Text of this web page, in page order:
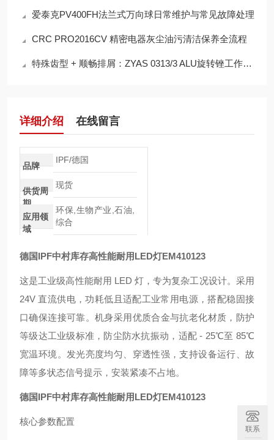
爱泰克PV400FH法兰式万向球日常维护与常见故障处理
CRC PRO2016CV 精密电器灰尘油污清洁保养全流程
特殊齿型 + 顺畅排屑：ZYAS 0313/3 ALU旋转锉工作原理
详细介绍 在线留言
品牌
IPF/德国
供货周
期
现货
应用领
域
环保,生物产业,石油,
综合
德国IPF中村库存高性能耐用LED灯EM410123
这是工业级高性能耐用 LED 灯，专为复杂工况设计。采用
24V 直流供电，功耗低且适配工业常用电源，搭配稳固接
口确保连接可靠。机身采用优质合金与抗老化材质，防护
等级达工业级标准，防尘防水抗振动，适配 - 25℃至 85℃
宽温环境。发光亮度均匀、穿透性强，支持设备运行、故
障等多状态信号提示，安装紧凑不占地。
德国IPF中村库存高性能耐用LED灯EM410123
核心参数配置
联系